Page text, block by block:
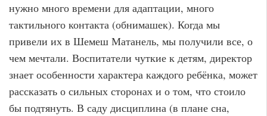
нужно много времени для адаптации, много
тактильного контакта (обнимашек). Когда мы
привели их в Шемеш Матанель, мы получили все, о
чем мечтали. Воспитатели чуткие к детям, директор
знает особенности характера каждого ребёнка, может
рассказать о сильных сторонах и о том, что стоило
бы подтянуть. В саду дисциплина (в плане сна,